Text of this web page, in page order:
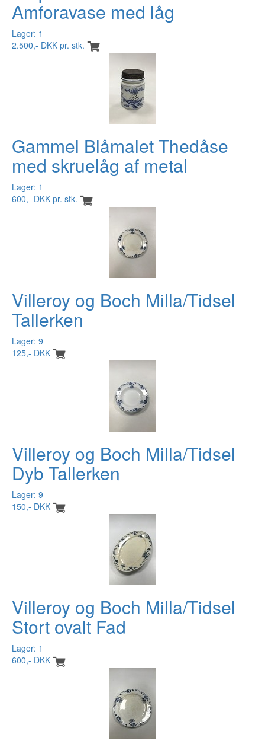
Amforavase med låg
Lager: 1
2.500,- DKK pr. stk.
Gammel Blåmalet Thedåse
med skruelåg af metal
Lager: 1
600,- DKK pr. stk.
Villeroy og Boch Milla/Tidsel
Tallerken
Lager: 9
125,- DKK
Villeroy og Boch Milla/Tidsel
Dyb Tallerken
Lager: 9
150,- DKK
Villeroy og Boch Milla/Tidsel
Stort ovalt Fad
Lager: 1
600,- DKK